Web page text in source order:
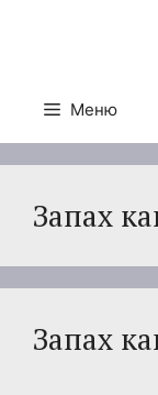
Меню
Запах
Запах